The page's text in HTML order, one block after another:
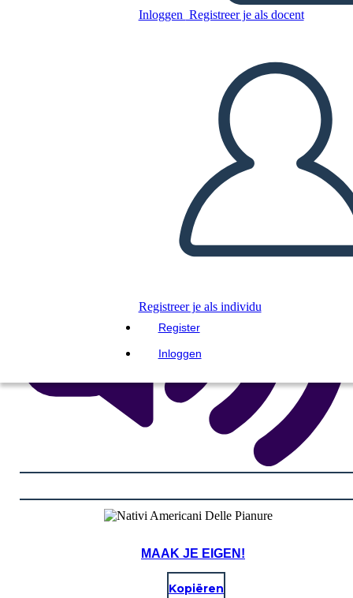
Inloggen Registreer je als docent
Registreer je als individu
Register
Inloggen
Kopieer dit Storyboard
MAAK EEN STORYBOARD
DIAVOORSTELLING AFSPELEN
LEES MIJ VOOR
MAAK JE EIGEN!
Kopiëren